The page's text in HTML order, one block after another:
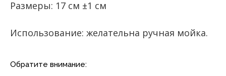
Размеры: 17 см ±1 см
Использование: желательна ручная мойка.
Обратите внимание: